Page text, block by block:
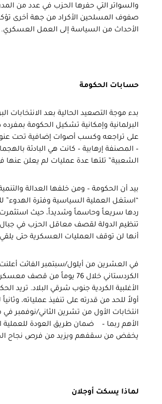
والسواتر التي حفرها الحزب في عدد من
صفوف المسلحين الأكراد من جهة أخرى تؤكد
الأحداث من السياسة إلى العمل العسكري.
حسابات الحكومة
بدء موجة التصعيد الحالية بعد الانتخابات
البرلمانية وإمكانية تشكيل الحكومة
على تراجعه وكسب أصوات إضافية تحت
– المصنفة إرهابية – كانت هي البادئة
الشعبية” تلتها عدة عمليات لم يعلن
بيد أن الحكومة – ومن خلفها العدالة
“استغل العملية السياسية وفترة
ردها سريعاً وحاسماً وشديداً، حيث
تنظيم الدولة لقصف معاقل الحزب في
أنها لن توقف العمليات العسكرية حتى
الكردستاني خلال 76 يوماً
الأغلبية الكردية جنوب شرقي البلاد. تريد
أولاً للحد من قدرته على تنفيذ عملياته،
انتخابات الأول من تشرين الثاني/نوفمبر
الأهم ربما – ضمان طريق العودة للعملية
يخفض من سقفهم ويزيد من فرص نجاح
لماذا يسكت أوجلان